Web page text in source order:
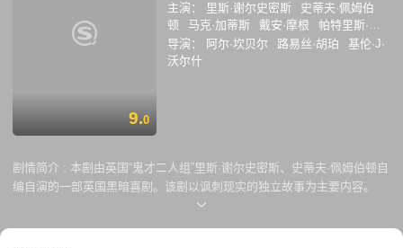
9.0
主演：
里斯·谢尔史密斯
史蒂夫·佩姆伯
顿
马克·加蒂斯 戴安·摩根
帕特里斯·奈
安巴纳
安妮特·白兰特 苏菲·奥康内多
罗
宾·威弗
导演： 阿尔·坎贝尔 路易丝·胡珀
基伦·J·
沃尔什
剧情简介 : 本剧由英国“鬼才二人组”里斯·谢尔史密斯、史蒂夫·佩姆伯顿自
编自演的一部英国黑暗喜剧。该剧以讽刺现实的独立故事为主要内容。